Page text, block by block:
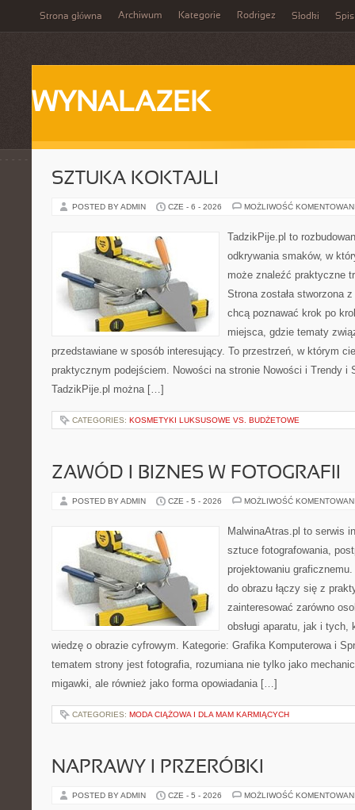
Strona główna Archiwum Kategorie Rodrigez Słodki Spis
WYNALAZEK
SZTUKA KOKTAJLI
POSTED BY ADMIN CZE - 6 - 2026 MOŻLIWOŚĆ
TadzikPije.pl to
odkrywania smaków, w
może znaleźć praktyczne
Strona została stworzona
chcą poznawać krok po
miejsca, gdzie tematy
przedstawiane w sposób interesujący. To przestrzeń, w którym
praktycznym podejściem. Nowości na stronie Nowości i Trendy i
TadzikPije.pl można […]
CATEGORIES: KOSMETYKI LUKSUSOWE VS. BUDŻETOWE
ZAWÓD I BIZNES W FOTOGRAFII
POSTED BY ADMIN CZE - 5 - 2026 MOŻLIWOŚĆ
MalwinaAtras.pl to serwis
sztuce fotografowania,
projektowaniu
do obrazu łączy się z
zainteresować zarówno
obsługi aparatu, jak i
wiedzę o obrazie cyfrowym. Kategorie: Grafika Komputerowa i
tematem strony jest fotografia, rozumiana nie tylko jako
migawki, ale również jako forma opowiadania […]
CATEGORIES: MODA CIĄŻOWA I DLA MAM KARMIĄCYCH
NAPRAWY I PRZERÓBKI
POSTED BY ADMIN CZE - 5 - 2026 MOŻLIWOŚĆ